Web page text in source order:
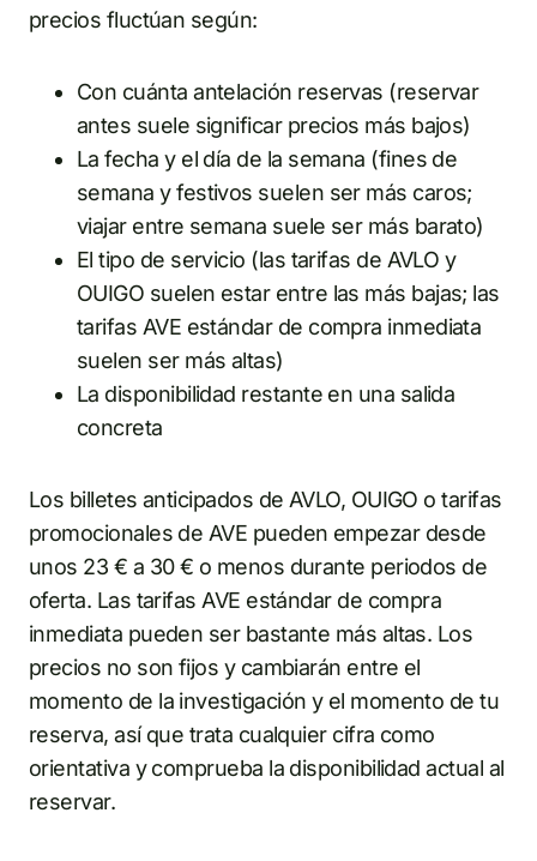
precios fluctúan según:
Con cuánta antelación reservas (reservar
antes suele significar precios más bajos)
La fecha y el día de la semana (fines de
semana y festivos suelen ser más caros;
viajar entre semana suele ser más barato)
El tipo de servicio (las tarifas de AVLO y
OUIGO suelen estar entre las más bajas; las
tarifas AVE estándar de compra inmediata
suelen ser más altas)
La disponibilidad restante en una salida
concreta
Los billetes anticipados de AVLO, OUIGO o tarifas
promocionales de AVE pueden empezar desde
unos 23 € a 30 € o menos durante periodos de
oferta. Las tarifas AVE estándar de compra
inmediata pueden ser bastante más altas. Los
precios no son fijos y cambiarán entre el
momento de la investigación y el momento de tu
reserva, así que trata cualquier cifra como
orientativa y comprueba la disponibilidad actual al
reservar.